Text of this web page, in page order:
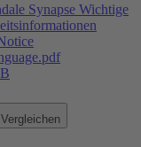
Synapse Wichtige
Vergleichen